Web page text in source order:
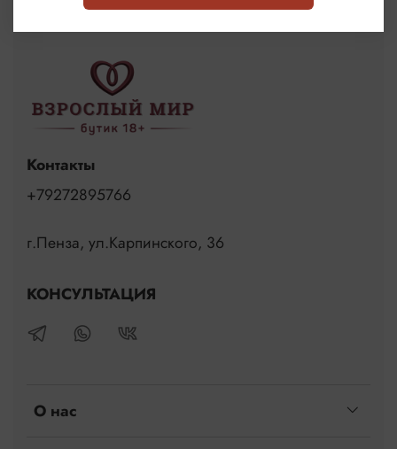
О нас
Контакты
+79272895766
г.Пенза, ул.Карпинского, 36
КОНСУЛЬТАЦИЯ